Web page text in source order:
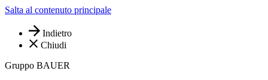
Salta al contenuto principale
Indietro
Chiudi
Gruppo BAUER